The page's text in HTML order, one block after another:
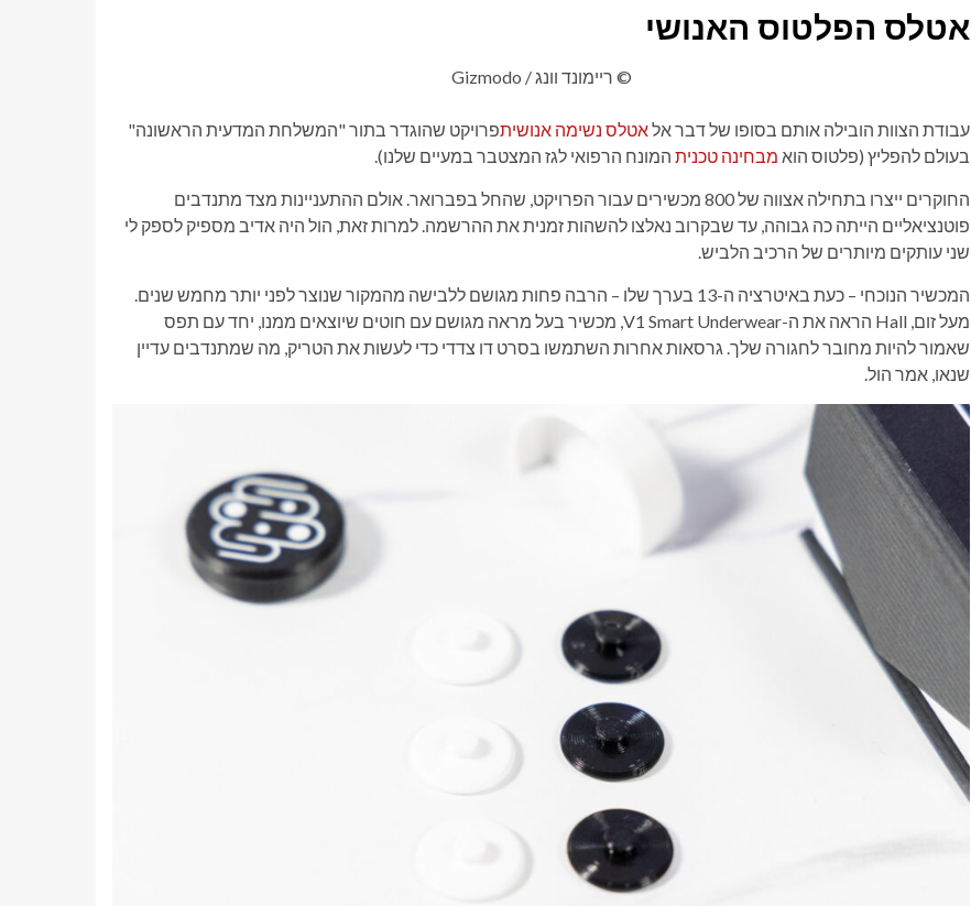
אטלס הפלטוס האנושי
© ריימונד וונג / Gizmodo
עבודת הצוות הובילה אותם בסופו של דבר אלאטלס נשימה אנושיתפרויקט שהוגדר בתור "המשלחת המדעית הראשונה"
בעולם להפליץ (פלטוס הוא מבחינה טכנית המונח הרפואי לגז המצטבר במעיים שלנו).
החוקרים ייצרו בתחילה אצווה של 800 מכשירים עבור הפרויקט, שהחל בפברואר. אולם ההתעניינות מצד מתנדבים
פוטנציאליים הייתה כה גבוהה, עד שבקרוב נאלצו להשהות זמנית את ההרשמה. למרות זאת, הול היה אדיב מספיק לספק לי
שני עותקים מיותרים של הרכיב הלביש.
המכשיר הנוכחי – כעת באיטרציה ה-13 בערך שלו – הרבה פחות מגושם ללבישה מהמקור שנוצר לפני יותר מחמש שנים.
מעל זום, Hall הראה את ה-V1 Smart Underwear, מכשיר בעל מראה מגושם עם חוטים שיוצאים ממנו, יחד עם תפס
שאמור להיות מחובר לחגורה שלך. גרסאות אחרות השתמשו בסרט דו צדדי כדי לעשות את הטריק, מה שמתנדבים עדיין
שנאו, אמר הול.